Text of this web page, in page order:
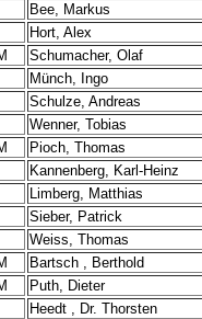
Bee, Markus
Hort, Alex
Schumacher, Olaf
Münch, Ingo
Schulze, Andreas
Wenner, Tobias
Pioch, Thomas
Kannenberg, Karl-Heinz
Limberg, Matthias
Sieber, Patrick
Weiss, Thomas
Bartsch , Berthold
Puth, Dieter
Heedt , Dr. Thorsten